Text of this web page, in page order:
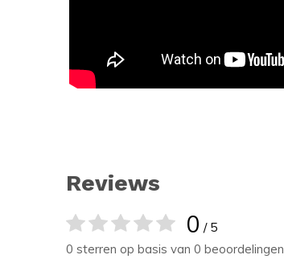
Reviews
0 / 5
0 sterren op basis van 0 beoordelingen